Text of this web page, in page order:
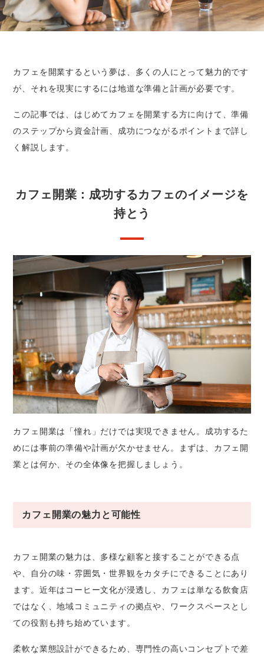
カフェを開業するという夢は、多くの人にとって魅力的です
が、それを現実にするには地道な準備と計画が必要です。
この記事では、はじめてカフェを開業する方に向けて、準備
のステップから資金計画、成功につながるポイントまで詳し
く解説します。
カフェ開業：成功するカフェのイメージを
持とう
カフェ開業は「憧れ」だけでは実現できません。成功するた
めには事前の準備や計画が欠かせません。まずは、カフェ開
業とは何か、その全体像を把握しましょう。
カフェ開業の魅力と可能性
カフェ開業の魅力は、多様な顧客と接することができる点
や、自分の味・雰囲気・世界観をカタチにできることにあり
ます。近年はコーヒー文化が浸透し、カフェは単なる飲食店
ではなく、地域コミュニティの拠点や、ワークスペースとし
ての役割も持ち始めています。
柔軟な業態設計ができるため、専門性の高いコンセプトで差